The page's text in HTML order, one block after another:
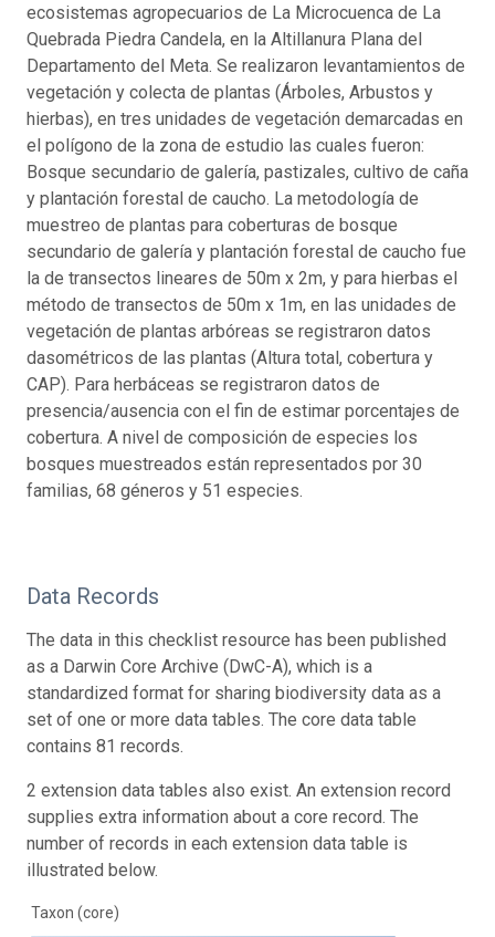
ecosistemas agropecuarios de La Microcuenca de La
Quebrada Piedra Candela, en la Altillanura Plana del
Departamento del Meta. Se realizaron levantamientos de
vegetación y colecta de plantas (Árboles, Arbustos y
hierbas), en tres unidades de vegetación demarcadas en
el polígono de la zona de estudio las cuales fueron:
Bosque secundario de galería, pastizales, cultivo de caña
y plantación forestal de caucho. La metodología de
muestreo de plantas para coberturas de bosque
secundario de galería y plantación forestal de caucho fue
la de transectos lineares de 50m x 2m, y para hierbas el
método de transectos de 50m x 1m, en las unidades de
vegetación de plantas arbóreas se registraron datos
dasométricos de las plantas (Altura total, cobertura y
CAP). Para herbáceas se registraron datos de
presencia/ausencia con el fin de estimar porcentajes de
cobertura. A nivel de composición de especies los
bosques muestreados están representados por 30
familias, 68 géneros y 51 especies.
Data Records
The data in this checklist resource has been published
as a Darwin Core Archive (DwC-A), which is a
standardized format for sharing biodiversity data as a
set of one or more data tables. The core data table
contains 81 records.
2 extension data tables also exist. An extension record
supplies extra information about a core record. The
number of records in each extension data table is
illustrated below.
Taxon (core)